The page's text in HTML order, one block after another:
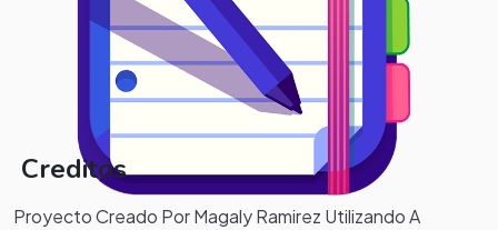
Creditos
Proyecto Creado Por Magaly Ramirez Utilizando A